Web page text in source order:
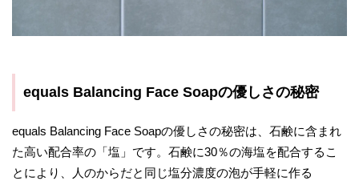
equals Balancing Face Soapの優しさの秘密
equals Balancing Face Soapの優しさの秘密は、石鹸に含まれ
た高い配合率の「塩」です。石鹸に30％の海塩を配合するこ
とにより、人のからだと同じ塩分濃度の泡が手軽に作る